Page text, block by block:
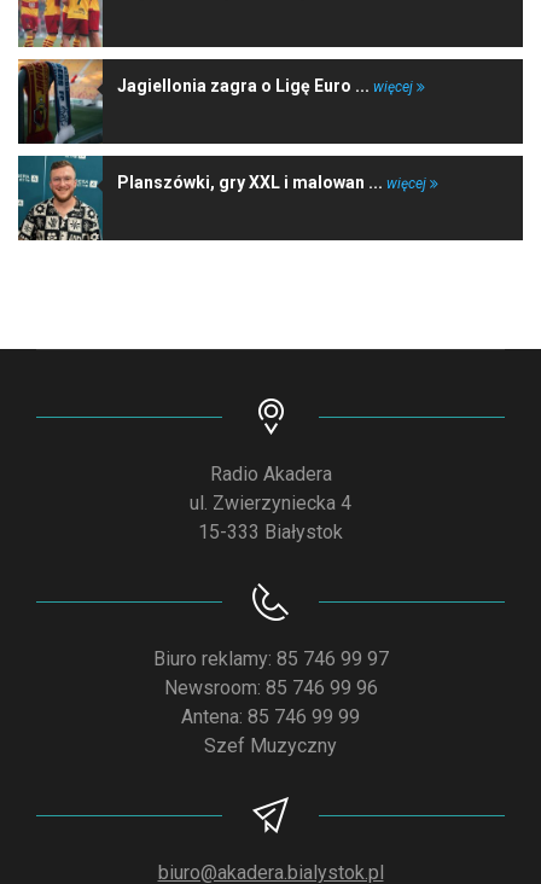
Jagiellonia zagra o Ligę Euro ... więcej
Planszówki, gry XXL i malowan ... więcej
Radio Akadera
ul. Zwierzyniecka 4
15-333 Białystok
Biuro reklamy: 85 746 99 97
Newsroom: 85 746 99 96
Antena: 85 746 99 99
Szef Muzyczny
biuro@akadera.bialystok.pl